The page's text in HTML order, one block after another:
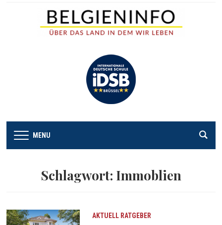
MENU
Schlagwort: Immoblien
AKTUELL RATGEBER